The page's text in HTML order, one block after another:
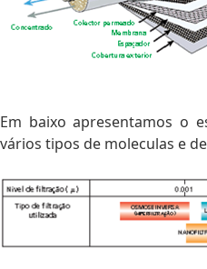
Em baixo apresentamos o
vários tipos de moleculas e